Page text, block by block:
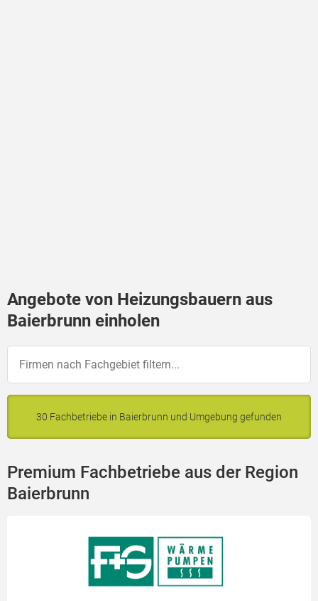
Angebote von Heizungsbauern aus
Baierbrunn einholen
30 Fachbetriebe in Baierbrunn und Umgebung gefunden
Premium Fachbetriebe aus der Region
Baierbrunn